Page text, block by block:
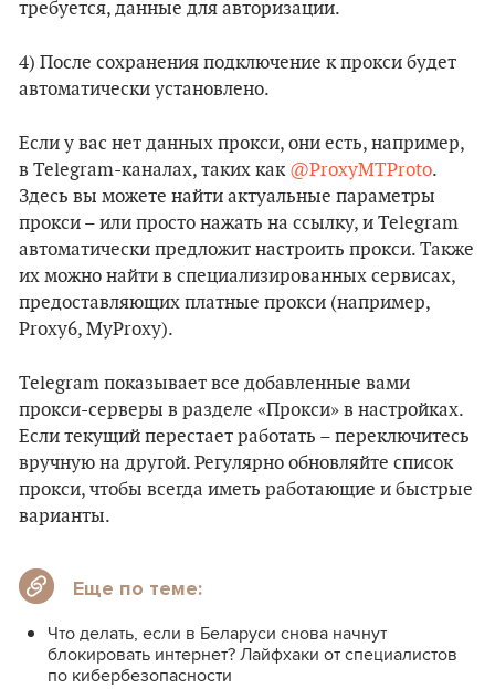
требуется, данные для авторизации.
4) После сохранения подключение к прокси будет
автоматически установлено.
Если у вас нет данных прокси, они есть, например,
в Telegram-каналах, таких как @ProxyMTProto.
Здесь вы можете найти актуальные параметры
прокси – или просто нажать на ссылку, и Telegram
автоматически предложит настроить прокси. Также
их можно найти в специализированных сервисах,
предоставляющих платные прокси (например,
Proxy6, MyProxy).
Telegram показывает все добавленные вами
прокси-серверы в разделе «Прокси» в настройках.
Если текущий перестает работать – переключитесь
вручную на другой. Регулярно обновляйте список
прокси, чтобы всегда иметь работающие и быстрые
варианты.
Еще по теме:
Что делать, если в Беларуси снова начнут
блокировать интернет? Лайфхаки от специалистов
по кибербезопасности